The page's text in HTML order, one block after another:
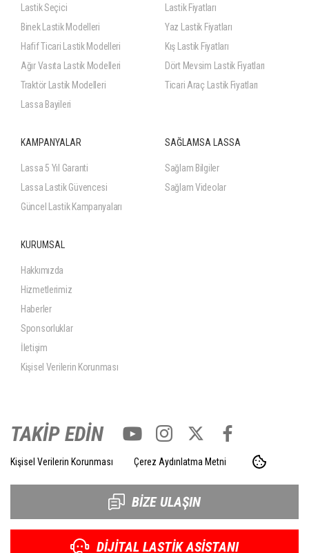
Lastik Seçici
Binek Lastik Modelleri
Hafif Ticari Lastik Modelleri
Ağır Vasıta Lastik Modelleri
Traktör Lastik Modelleri
Lassa Bayileri
Lastik Fiyatları
Yaz Lastik Fiyatları
Kış Lastik Fiyatları
Dört Mevsim Lastik Fiyatları
Ticari Araç Lastik Fiyatları
KAMPANYALAR
Lassa 5 Yıl Garanti
Lassa Lastik Güvencesi
Güncel Lastik Kampanyaları
SAĞLAMSA LASSA
Sağlam Bilgiler
Sağlam Videolar
KURUMSAL
Hakkımızda
Hizmetlerimiz
Haberler
Sponsorluklar
İletişim
Kişisel Verilerin Korunması
TAKİP EDİN
Kişisel Verilerin Korunması Çerez Aydınlatma Metni
BİZE ULAŞIN
DİJİTAL LASTİK ASİSTANI